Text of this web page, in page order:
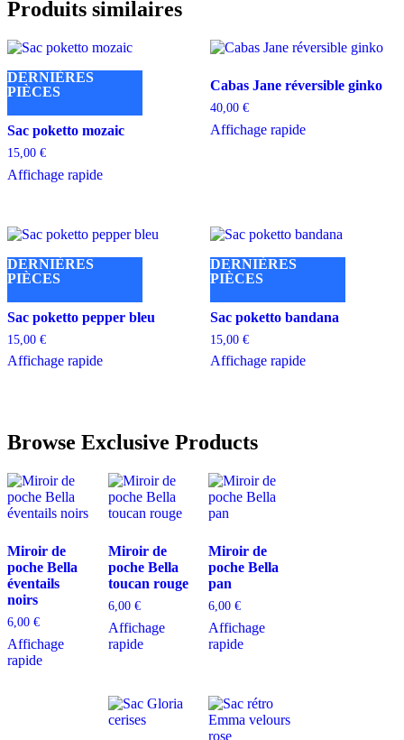
Produits similaires
DERNIÈRES
PIÈCES
Sac poketto mozaic
15,00 €
Affichage rapide
Cabas Jane réversible ginko
40,00 €
Affichage rapide
DERNIÈRES
PIÈCES
Sac poketto pepper bleu
15,00 €
Affichage rapide
DERNIÈRES
PIÈCES
Sac poketto bandana
15,00 €
Affichage rapide
Browse Exclusive Products
Miroir de
poche Bella
éventails
noirs
6,00 €
Affichage
rapide
Miroir de
poche Bella
toucan rouge
6,00 €
Affichage
rapide
Miroir de
poche Bella
pan
6,00€
Affichage
rapide